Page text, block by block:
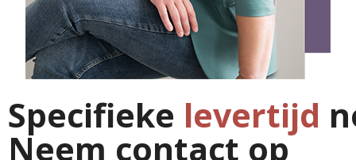
Specifieke levertijd
Neem contact op